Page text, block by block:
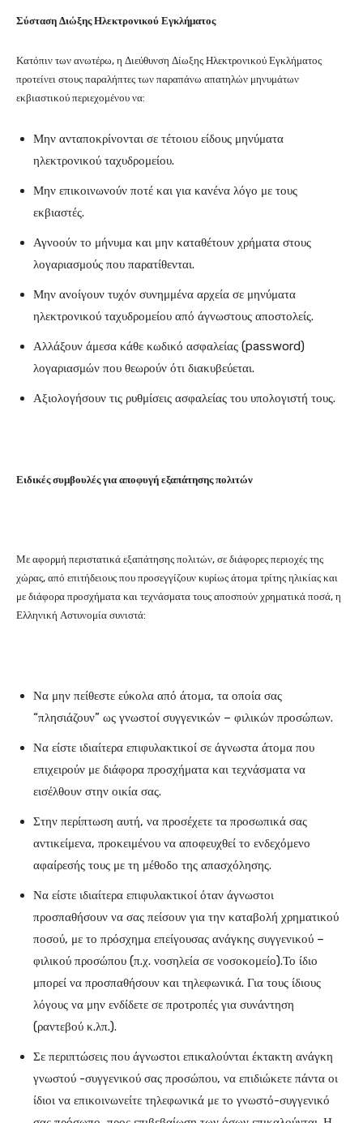
Σύσταση Διώξης Ηλεκτρονικού Εγκλήματος
Κατόπιν των ανωτέρω, η Διεύθυνση Δίωξης Ηλεκτρονικού Εγκλήματος
προτείνει στους παραλήπτες των παραπάνω απατηλών μηνυμάτων
εκβιαστικού περιεχομένου να:
Μην ανταποκρίνονται σε τέτοιου είδους μηνύματα
ηλεκτρονικού ταχυδρομείου.
Μην επικοινωνούν ποτέ και για κανένα λόγο με τους
εκβιαστές.
Αγνοούν το μήνυμα και μην καταθέτουν χρήματα στους
λογαριασμούς που παρατίθενται.
Μην ανοίγουν τυχόν συνημμένα αρχεία σε μηνύματα
ηλεκτρονικού ταχυδρομείου από άγνωστους αποστολείς.
Αλλάξουν άμεσα κάθε κωδικό ασφαλείας (password)
λογαριασμών που θεωρούν ότι διακυβεύεται.
Αξιολογήσουν τις ρυθμίσεις ασφαλείας του υπολογιστή τους.
Ειδικές συμβουλές για αποφυγή εξαπάτησης πολιτών
Με αφορμή περιστατικά εξαπάτησης πολιτών, σε διάφορες περιοχές της
χώρας, από επιτήδειους που προσεγγίζουν κυρίως άτομα τρίτης ηλικίας και
με διάφορα προσχήματα και τεχνάσματα τους αποσπούν χρηματικά ποσά, η
Ελληνική Αστυνομία συνιστά:
Να μην πείθεστε εύκολα από άτομα, τα οποία σας
“πλησιάζουν” ως γνωστοί συγγενικών – φιλικών προσώπων.
Να είστε ιδιαίτερα επιφυλακτικοί σε άγνωστα άτομα που
επιχειρούν με διάφορα προσχήματα και τεχνάσματα να
εισέλθουν στην οικία σας.
Στην περίπτωση αυτή, να προσέχετε τα προσωπικά σας
αντικείμενα, προκειμένου να αποφευχθεί το ενδεχόμενο
αφαίρεσής τους με τη μέθοδο της απασχόλησης.
Να είστε ιδιαίτερα επιφυλακτικοί όταν άγνωστοι
προσπαθήσουν να σας πείσουν για την καταβολή χρηματικού
ποσού, με το πρόσχημα επείγουσας ανάγκης συγγενικού –
φιλικού προσώπου (π.χ. νοσηλεία σε νοσοκομείο).Το ίδιο
μπορεί να προσπαθήσουν και τηλεφωνικά. Για τους ίδιους
λόγους να μην ενδίδετε σε προτροπές για συνάντηση
(ραντεβού κ.λπ.).
Σε περιπτώσεις που άγνωστοι επικαλούνται έκτακτη ανάγκη
γνωστού -συγγενικού σας προσώπου, να επιδιώκετε πάντα οι
ίδιοι να επικοινωνείτε τηλεφωνικά με το γνωστό-συγγενικό